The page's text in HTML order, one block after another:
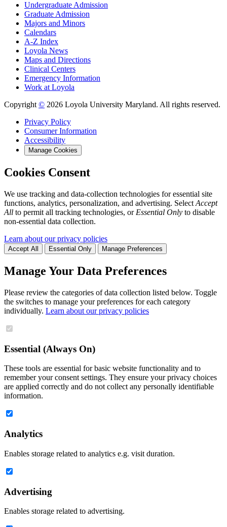
Undergraduate Admission
Graduate Admission
Majors and Minors
Calendars
A-Z Index
Loyola News
Maps and Directions
Clinical Centers
Emergency Information
Work at Loyola
Copyright © 2026 Loyola University Maryland. All rights reserved.
Privacy Policy
Consumer Information
Accessibility
Manage Cookies
Cookies Consent
We use tracking and data-collection technologies for essential site
functions, analytics, personalization, and advertising. Select Accept
All to permit all tracking technologies, or Essential Only to disable
non-essential data collection.
Learn about our privacy policies
Accept All Essential Only Manage Preferences
Manage Your Data Preferences
Please review the categories of data collection listed below. Toggle
the switches to manage your preferences for each category
individually. Learn about our privacy policies
Essential (Always On)
These tools are essential for basic website functionality and to
remember your consent settings. They ensure your privacy choices
are applied correctly and do not collect any personally identifiable
information.
Analytics
Enables storage related to analytics e.g. visit duration.
Advertising
Enables storage related to advertising.